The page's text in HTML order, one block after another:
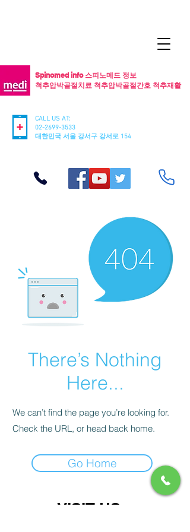
CALL US AT:
02-2699-3533
​대한민국 서울 강서구 강서로 154
Spinomed info 스피노메드 정보
척추압박골절치료 척추압박골절간호 척추재활
There’s Nothing
Here...
We can’t find the page you’re looking for.
Check the URL, or head back home.
Go Home
VISIT US